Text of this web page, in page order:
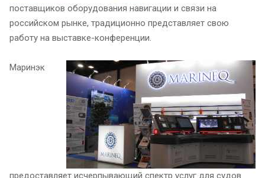
поставщиков оборудования навигации и связи на
российском рынке, традиционно представляет свою
работу на выставке-конференции.
Маринэк
предоставляет исчерпывающий спектр услуг для судов